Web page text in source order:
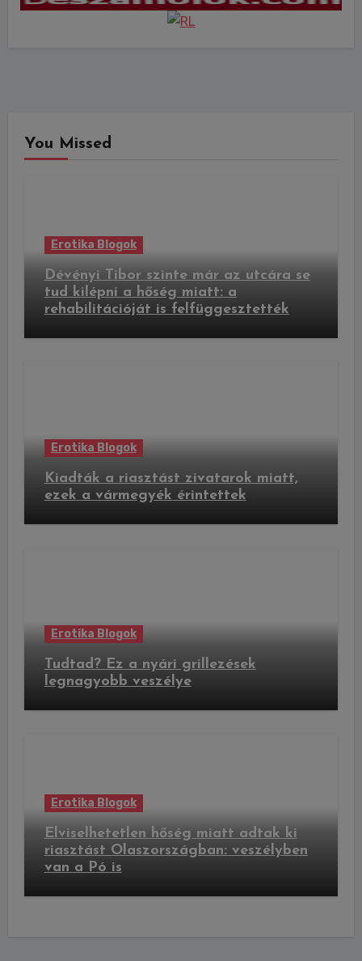
You Missed
Erotika Blogok
Dévényi Tibor szinte már az utcára se
tud kilépni a hőség miatt: a
rehabilitációját is felfüggesztették
Erotika Blogok
Kiadták a riasztást zivatarok miatt,
ezek a vármegyék érintettek
Erotika Blogok
Tudtad? Ez a nyári grillezések
legnagyobb veszélye
Erotika Blogok
Elviselhetetlen hőség miatt adtak ki
riasztást Olaszországban: veszélyben
van a Pó is